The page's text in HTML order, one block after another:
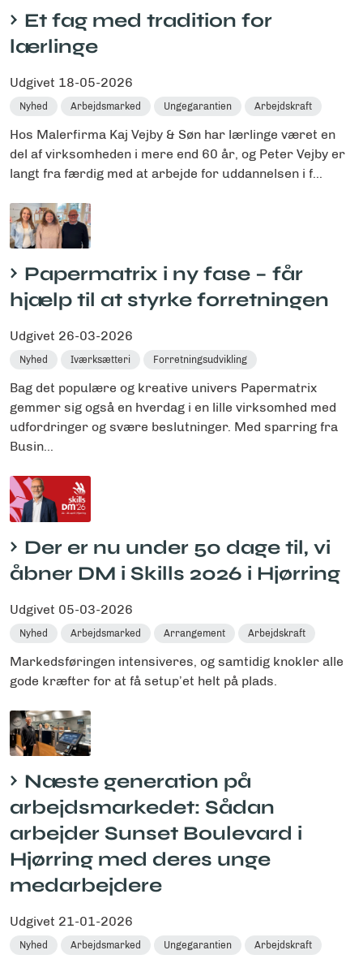
Et fag med tradition for
lærlinge
Udgivet 18-05-2026
Nyhed Arbejdsmarked Ungegarantien Arbejdskraft
Hos Malerfirma Kaj Vejby & Søn har lærlinge været en
del af virksomheden i mere end 60 år, og Peter Vejby er
langt fra færdig med at arbejde for uddannelsen i f...
Papermatrix i ny fase – får
hjælp til at styrke forretningen
Udgivet 26-03-2026
Nyhed Iværksætteri Forretningsudvikling
Bag det populære og kreative univers Papermatrix
gemmer sig også en hverdag i en lille virksomhed med
udfordringer og svære beslutninger. Med sparring fra
Busin...
Der er nu under 50 dage til, vi
åbner DM i Skills 2026 i Hjørring
Udgivet 05-03-2026
Nyhed Arbejdsmarked Arrangement Arbejdskraft
Markedsføringen intensiveres, og samtidig knokler alle
gode kræfter for at få setup’et helt på plads.
Næste generation på
arbejdsmarkedet: Sådan
arbejder Sunset Boulevard i
Hjørring med deres unge
medarbejdere
Udgivet 21-01-2026
Nyhed Arbejdsmarked Ungegarantien Arbejdskraft